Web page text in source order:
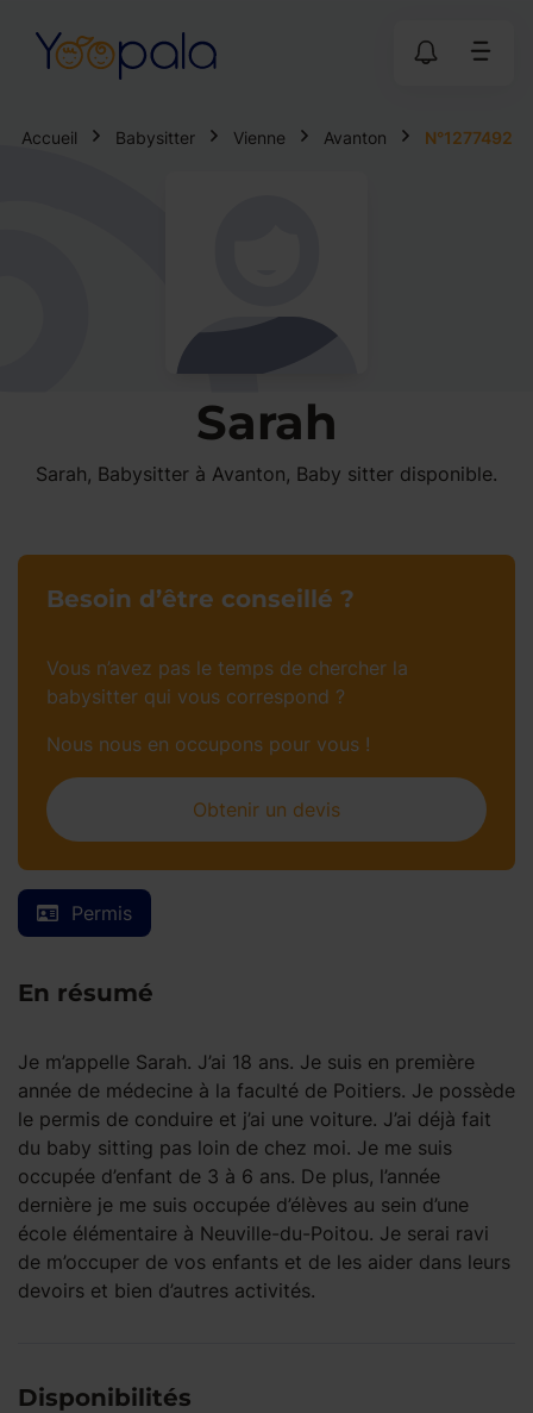
Accueil Babysitter Vienne Avanton N°1277492
Sarah
Sarah, Babysitter à Avanton, Baby sitter disponible.
Permis
En résumé
Je m’appelle Sarah. J’ai 18 ans. Je suis en première
année de médecine à la faculté de Poitiers. Je possède
le permis de conduire et j’ai une voiture. J’ai déjà fait
du baby sitting pas loin de chez moi. Je me suis
occupée d’enfant de 3 à 6 ans. De plus, l’année
dernière je me suis occupée d’élèves au sein d’une
école élémentaire à Neuville-du-Poitou. Je serai ravi
de m’occuper de vos enfants et de les aider dans leurs
devoirs et bien d’autres activités.
Disponibilités
Besoin d’être conseillé ?
Vous n’avez pas le temps de chercher la
babysitter qui vous correspond ?
Nous nous en occupons pour vous !
Obtenir un devis